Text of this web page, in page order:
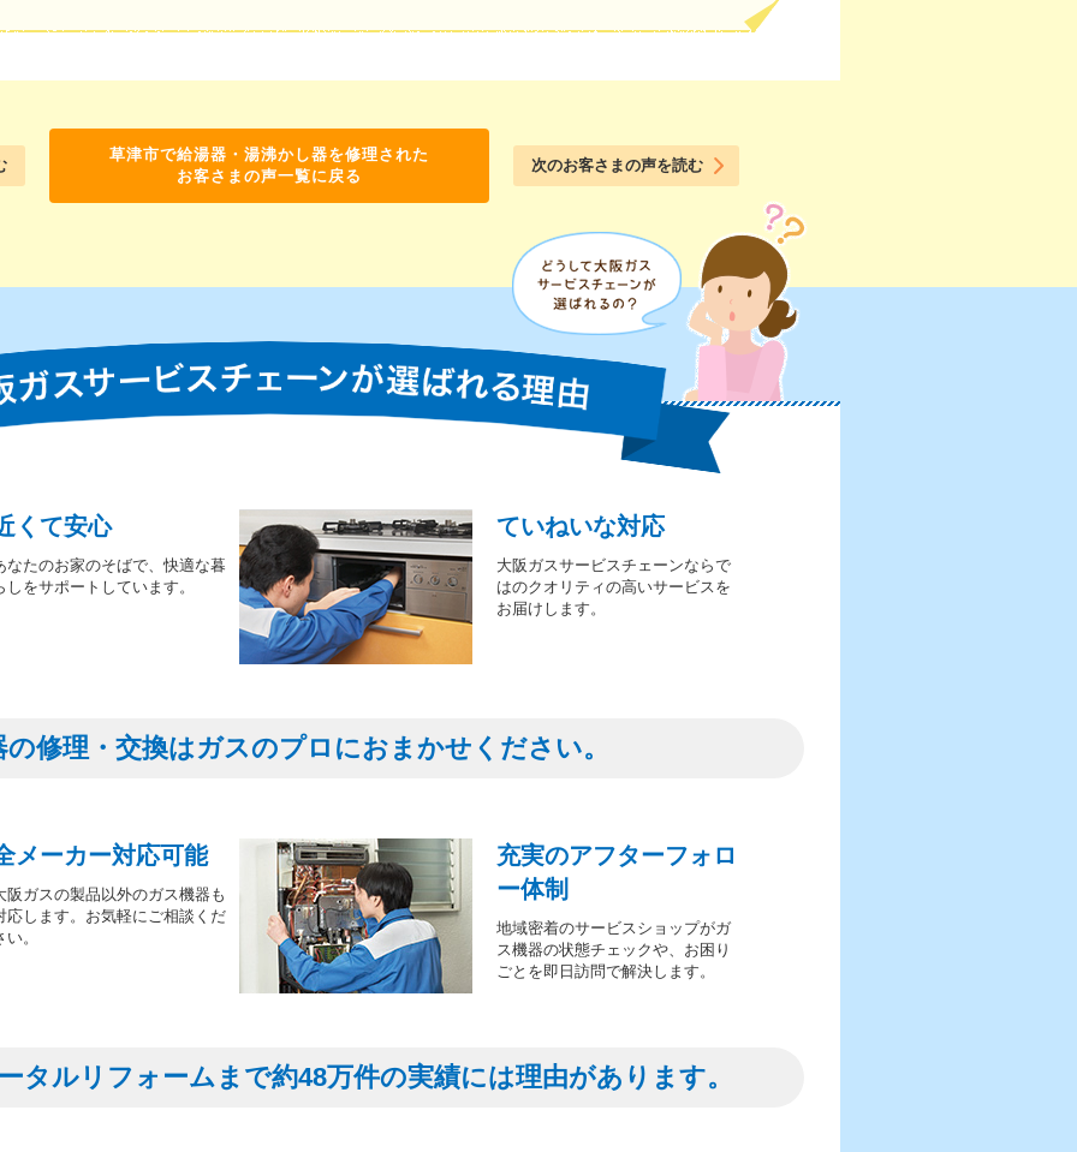
草津市で給湯器・湯沸かし器を修理された
お客さまの声一覧に戻る
次のお客さまの声を読む
くて安心
なたのお家のそばで、快適な暮
しをサポートしています。
ていねいな対応
大阪ガスサービスチェーンならで
はのクオリティの高いサービスを
お届けします。
の修理・交換はガスのプロにおまかせください。
メーカー対応可能
阪ガスの製品以外のガス機器も
応します。お気軽にご相談くだ
い。
充実のアフターフォロ
ー体制
地域密着のサービスショップがガ
ス機器の状態チェックや、お困り
ごとを即日訪問で解決します。
タルリフォームまで約48万件の実績には理由があります。